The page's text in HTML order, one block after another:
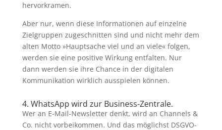
hervorkramen.
Aber nur, wenn diese Informationen auf einzelne
Zielgruppen zugeschnitten sind und nicht mehr dem
alten Motto »Hauptsache viel und an viele« folgen,
werden sie eine positive Wirkung entfalten. Nur
dann werden sie ihre Chance in der digitalen
Kommunikation wirklich ausspielen können.
4. WhatsApp wird zur Business-Zentrale.
Wer an E-Mail-Newsletter denkt, wird an Channels &
Co. nicht vorbeikommen. Und das möglichst DSGVO-